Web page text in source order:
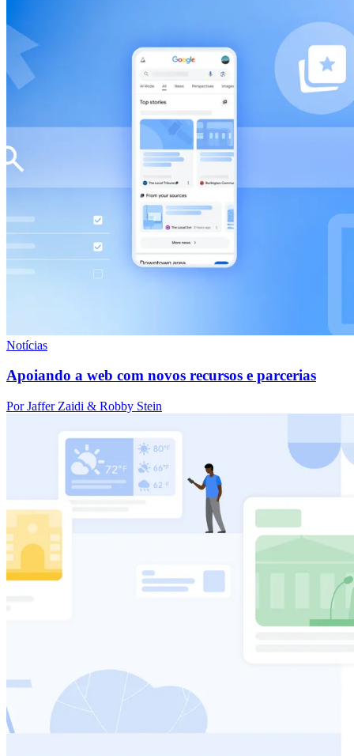
Notícias
Apoiando a web com novos recursos e parcerias
Por Jaffer Zaidi & Robby Stein